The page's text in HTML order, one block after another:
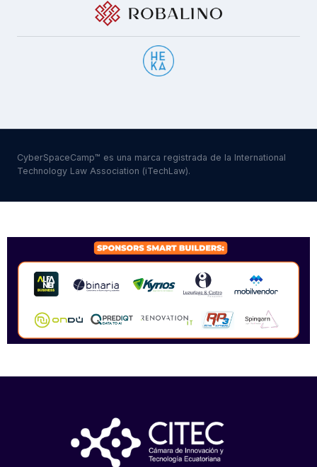
CyberSpaceCamp™ es una marca registrada de la International
Technology Law Association (iTechLaw).